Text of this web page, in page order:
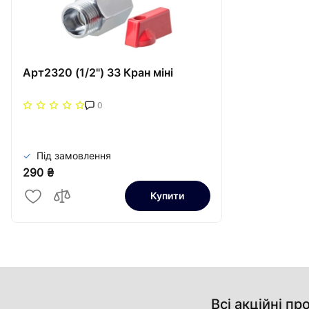
Арт2320 (1/2") ЗЗ Кран міні
0
Під замовлення
290 ₴
Купити
Всі акційні